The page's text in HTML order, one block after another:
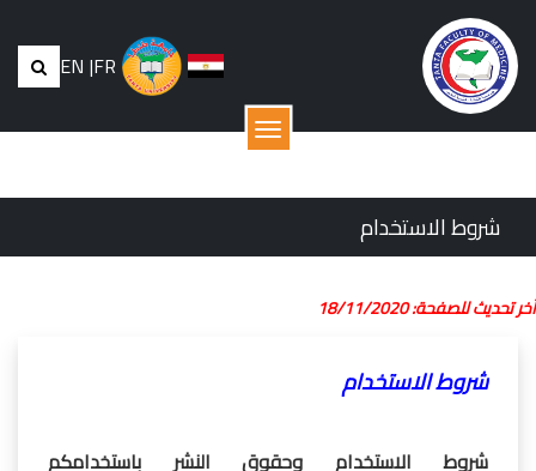
EN |FR
القائمة
شروط الاستخدام
أخر تحديث للصفحة: 18/11/2020
شروط الاستخدام
شروط الاستخدام وحقوق النشر باستخدامكم